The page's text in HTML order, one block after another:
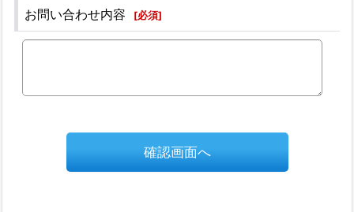
お問い合わせ内容 [必須]
確認画面へ